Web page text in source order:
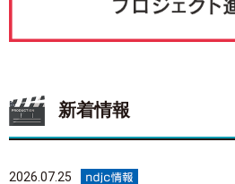
新着情報
2026.07.25